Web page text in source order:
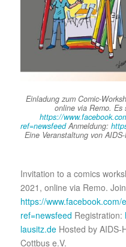
Einladung zum Comic-
online via Remo.
https://
ref=newsfeedAnmeldung:
Eine Veranstaltung von
Invitation to a comics
2021, online via Remo.
https://
ref=newsfeed Registration:
lausitz.deHosted by AIDS-
Cottbus e.V.